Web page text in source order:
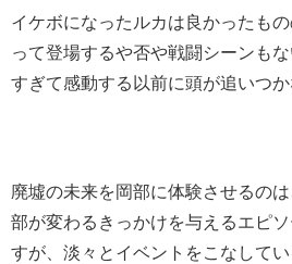
イケボになったルカは良かったも
って登場するや否や戦闘シーンも
すぎて感動する以前に頭が追いつか
廃墟の未来を岡部に体験させるの
部が変わるきっかけを与えるエピ
すが、淡々とイベントをこなして